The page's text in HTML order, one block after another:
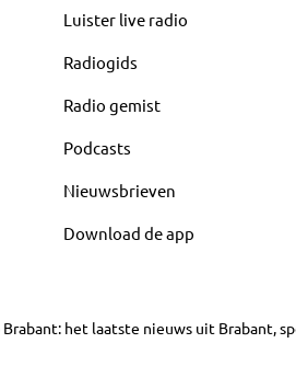
Luister live radio
Radiogids
Radio gemist
Podcasts
Nieuwsbrieven
Download de app
Brabant: het laatste nieuws uit Brabant,